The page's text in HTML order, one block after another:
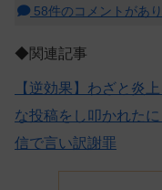
58件のコメントがあ
◆関連記事
【逆効果】わざと炎
な投稿をし叩かれた
信で言い訳謝罪